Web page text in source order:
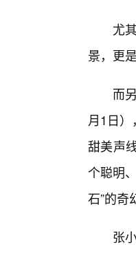
尤
景，更
而
月1日
甜美声
个聪明
石”的奇
张